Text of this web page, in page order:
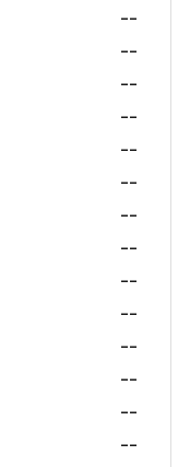
--
--
--
--
--
--
--
--
--
--
--
--
--
--